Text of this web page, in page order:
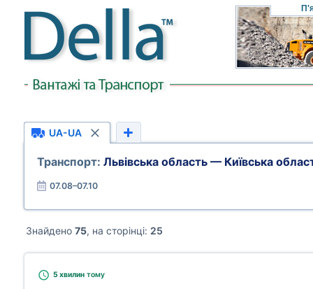
UA-UA
Транспорт: Львівська область — Київська
07.08–07.10
Знайдено 75, на сторінці: 25
5 хвилин тому